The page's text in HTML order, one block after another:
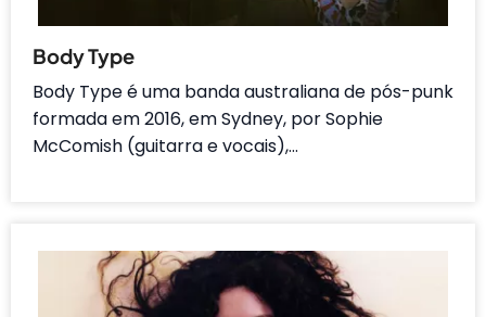
Body Type
Body Type é uma banda australiana de pós-punk
formada em 2016, em Sydney, por Sophie
McComish (guitarra e vocais),…